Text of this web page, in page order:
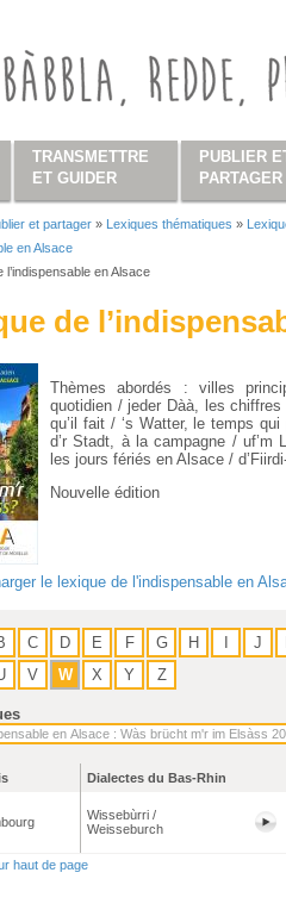
ici
et partager » Lexiques thématiques »
en Alsace
l’indispensable en Alsace
de
Thèmes abordés : villes
quotidien / jeder Dàà, les
qu’il fait / ‘s Watter, le temps
d’r Stadt, à la campagne / uf’m
les jours fériés en Alsace /
Nouvelle édition
le lexique de l'indispensable en
C D E F G H J
V W X Y Z
Dialectes du Bas-Rhin
Wissebùrri /
Weisseburch
haut de page
TRANSMETTRE
ET GUIDER
PUBLIER
PARTAGER